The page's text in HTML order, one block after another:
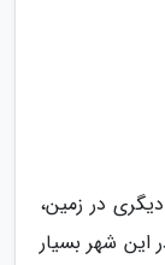
در زمین،
این شهر بسیار